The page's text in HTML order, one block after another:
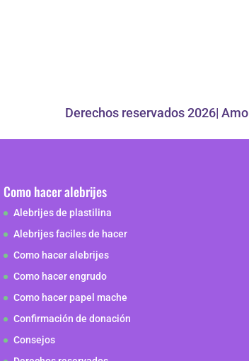
Derechos reservados 2026|
Como hacer alebrijes
Alebrijes de plastilina
Alebrijes faciles de hacer
Como hacer alebrijes
Como hacer engrudo
Como hacer papel mache
Confirmación de donación
Consejos